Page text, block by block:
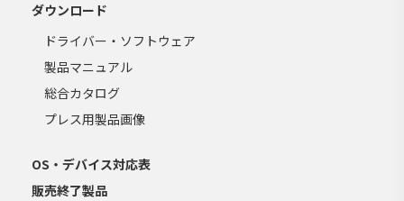
ダウンロード
ドライバー・ソフトウェア
製品マニュアル
総合カタログ
プレス用製品画像
OS・デバイス対応表
販売終了製品